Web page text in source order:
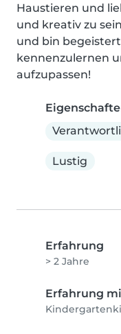
Haustieren und
und kreativ zu
und bin
kennenzulernen
aufzupassen!
Lustig
Erfahrung
> 2 Jahre
Erfahrung